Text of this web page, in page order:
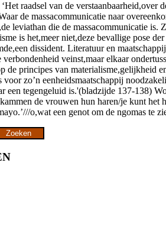
raadsel van de
de massacommunicatie naar
leviathan die de massacommunicatie
is het,meer niet,deze bevallige pose
dissident. Literatuur en
veinst,maar elkaar
de principes van materialisme,gelijkheid
zo’n eenheidsmaatschappij
een tegengeluid is.'(bladzijde 137-138)
kammen de vrouwen hun haren/je kunt
o,wat een genot om de ngomas te
Zoeken